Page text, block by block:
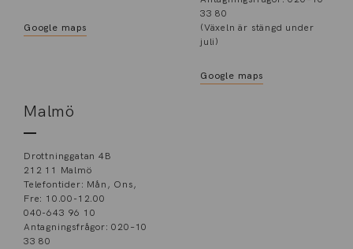
Google maps
33 80
(Växeln är stängd under
juli)
Google maps
Malmö
Drottninggatan 4B
212 11 Malmö
Telefontider: Mån, Ons,
Fre: 10.00-12.00
040-643 96 10
Antagningsfrågor: 020–10
33 80